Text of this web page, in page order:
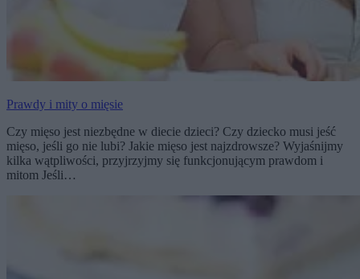
Prawdy i mity o mięsie
Czy mięso jest niezbędne w diecie dzieci? Czy dziecko musi jeść
mięso, jeśli go nie lubi? Jakie mięso jest najzdrowsze? Wyjaśnijmy
kilka wątpliwości, przyjrzyjmy się funkcjonującym prawdom i
mitom Jeśli…